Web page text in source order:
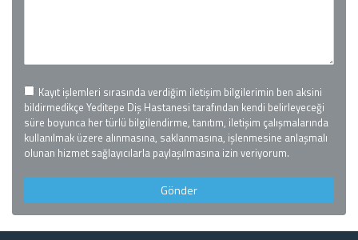
Kayıt işlemleri sırasında verdiğim iletişim bilgilerimin ben aksini
bildirmedikçe Yeditepe Diş Hastanesi tarafından kendi belirleyeceği
süre boyunca her türlü bilgilendirme, tanıtım, iletişim çalışmalarında
kullanılmak üzere alınmasına, saklanmasına, işlenmesine anlaşmalı
olunan hizmet sağlayıcılarla paylaşılmasına izin veriyorum.